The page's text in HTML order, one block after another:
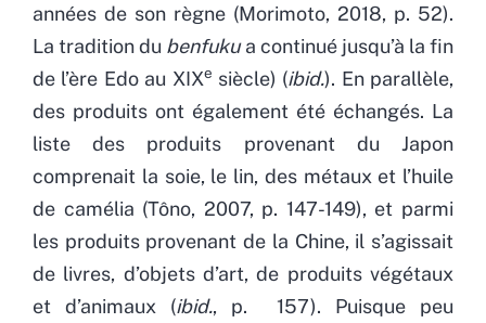
années de son règne (Morimoto, 2018, p. 52).
La tradition du benfukua continué jusqu’à la fin
de l’ère Edo au XIXe siècle) (ibid.). En parallèle,
des produits ont également été échangés. La
liste des produits provenant du Japon
comprenait la soie, le lin, des métaux et l’huile
de camélia (Tôno, 2007, p. 147-149), et parmi
les produits provenant de la Chine, il s’agissait
de livres, d’objets d’art, de produits végétaux
et d’animaux (ibid., p. 157). Puisque peu